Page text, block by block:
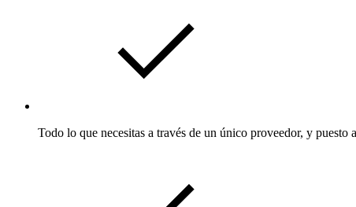
Todo lo que necesitas a través de un único proveedor, y